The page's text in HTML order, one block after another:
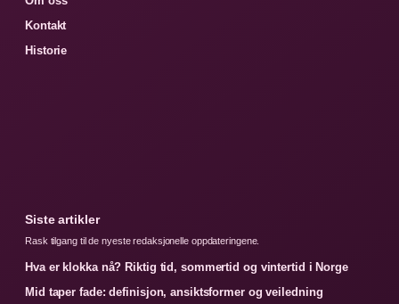
Kontakt
Historie
Siste artikler
Rask tilgang til de nyeste redaksjonelle oppdateringene.
Hva er klokka nå? Riktig tid, sommertid og vintertid i Norge
Mid taper fade: definisjon, ansiktsformer og veiledning